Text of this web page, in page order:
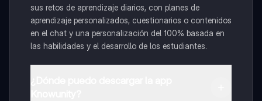
sus retos de aprendizaje diarios, con planes de
aprendizaje personalizados, cuestionarios o contenidos
en el chat y una personalización del 100% basada en
las habilidades y el desarrollo de los estudiantes.